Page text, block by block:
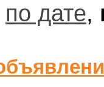
по дате,